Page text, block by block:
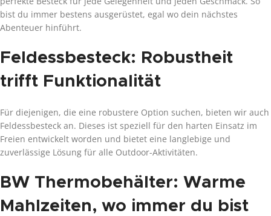
bist du immer bestens ausgerüstet, egal wo dein nächstes
Abenteuer hinführt.
Feldessbesteck: Robustheit
trifft Funktionalität
Für diejenigen, die eine robustere Option suchen, bieten wir auch
Feldessbesteck an. Dieses ist speziell für den harten Einsatz im
Freien entwickelt worden und bietet eine langlebige und
zuverlässige Lösung für alle Outdoor-Aktivitäten.
BW Thermobehälter: Warme
Mahlzeiten, wo immer du bist